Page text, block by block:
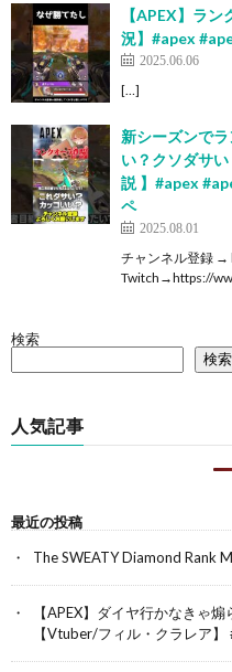
【APEX】ラ
況】#apex
2025.06.06
[…]
新シーズンで
い？クソダサ
説 】#apex
ペ
2025.08.01
チャンネル登録 →
Twitch→https://
検索
検索
人気記事
最近の投稿
The SWEATY Diamond Rank
【APEX】ダイヤ行かなきゃ
【Vtuber/フィル・クラレア